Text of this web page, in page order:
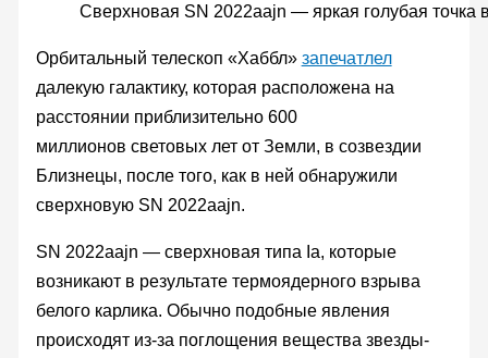
Сверхновая SN 2022aajn — яркая голубая точка
Орбитальный телескоп «Хаббл» запечатлел
далекую галактику, которая расположена на
расстоянии приблизительно 600
миллионов световых лет от Земли, в созвездии
Близнецы, после того, как в ней обнаружили
сверхновую SN 2022aajn.
SN 2022aajn — сверхновая типа Ia, которые
возникают в результате термоядерного взрыва
белого карлика. Обычно подобные явления
происходят из-за поглощения вещества звезды-